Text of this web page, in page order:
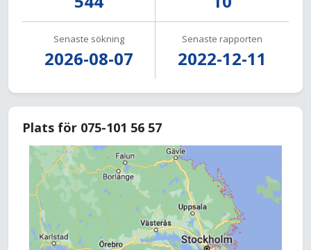
Senaste sökning
2026-08-07
Senaste rapporten
2022-12-11
Plats för 075-101 56 57